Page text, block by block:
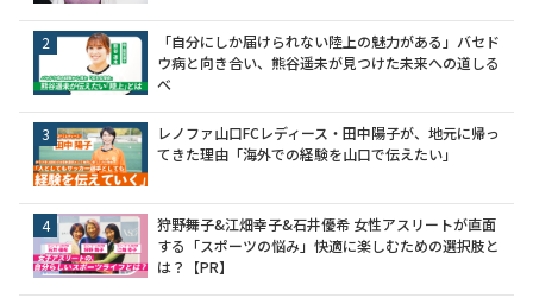
「自分にしか届けられない陸上の魅力がある」バセド
ウ病と向き合い、熊谷遥未が見つけた未来への道しる
べ
レノファ山口FCレディース・田中陽子が、地元に帰っ
てきた理由「海外での経験を山口で伝えたい」
狩野舞子&江畑幸子&石井優希 女性アスリートが直面
する「スポーツの悩み」快適に楽しむための選択肢と
は？【PR】